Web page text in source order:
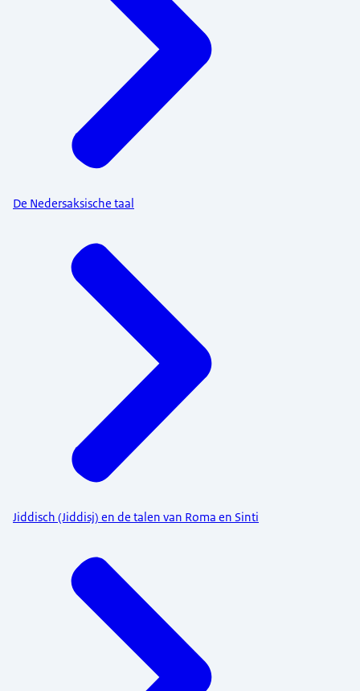
De Nedersaksische taal
Jiddisch (Jiddisj) en de talen van Roma en Sinti